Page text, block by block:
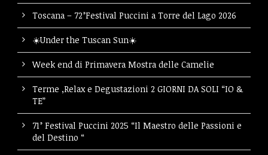
Toscana – 72°Festival Puccini a Torre del Lago 2026
☀️Under the Tuscan Sun☀️
Week end di Primavera Mostra delle Camelie
Terme ,Relax e Degustazioni 2 GIORNI DA SOLI “IO &
TE”
71° Festival Puccini 2025 “Il Maestro delle Passioni e
del Destino “